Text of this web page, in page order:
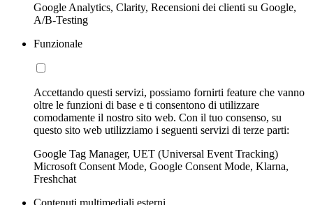
Google Analytics, Clarity, Recensioni dei clienti su Google,
A/B-Testing
Funzionale
Accettando questi servizi, possiamo fornirti feature che vanno
oltre le funzioni di base e ti consentono di utilizzare
comodamente il nostro sito web. Con il tuo consenso, su
questo sito web utilizziamo i seguenti servizi di terze parti:
Google Tag Manager, UET (Universal Event Tracking)
Microsoft Consent Mode, Google Consent Mode, Klarna,
Freshchat
Contenuti multimediali esterni